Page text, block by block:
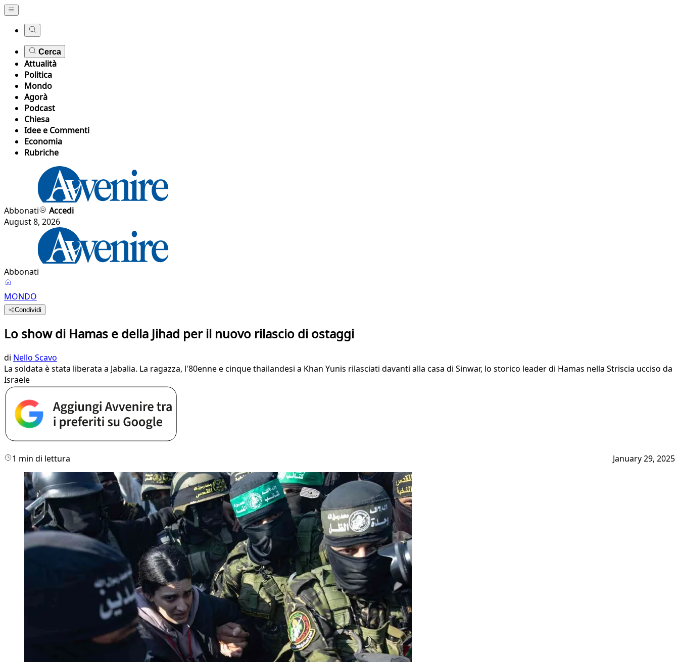
Cerca
Attualità
Politica
Mondo
Agorà
Podcast
Chiesa
Idee e Commenti
Economia
Rubriche
Abbonati
Accedi
August 8, 2026
Abbonati
MONDO
Condividi
Lo show di Hamas e della Jihad per il nuovo rilascio di ostaggi
di Nello Scavo
La soldata è stata liberata a Jabalia. La ragazza, l'80enne e cinque thailandesi a Khan Yunis rilasciati davanti alla casa di Sinwar, lo storico leader di Hamas nella Striscia ucciso da
Israele
1 min di lettura January 29, 2025